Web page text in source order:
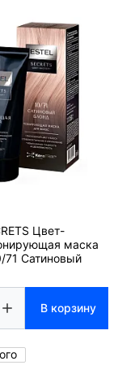
Цвет-
маска
71 Сатиновый
В корзину